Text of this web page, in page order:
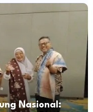
Nasional: